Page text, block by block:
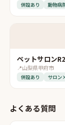
併設あり 動物病
ペットサロン
📍山梨県甲府市
併設あり サロン
よくある質問